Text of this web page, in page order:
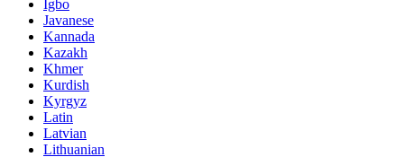
Igbo
Javanese
Kannada
Kazakh
Khmer
Kurdish
Kyrgyz
Latin
Latvian
Lithuanian